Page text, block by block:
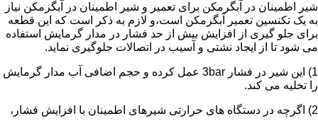
شیر اطمینان در آبگرمکن برای تعمیر و شیر اطمینان در آبگرمکن نیاز
به یک تکنسین تعمیر آبگرمکن است،و لازم به ذکر است که این قطعه
برای جلو گیری از افزایش بیش از حد فشار در مدار گرمایش استفاده
می شود تا از ایجاد نشتی و آسیب در اتصالات جلوگیری نماید.
1) این شیر در فشار 3bar عمل کرده و حجم اضافی آب مدار گرمایش
را تخلیه می کند.
2) اگرچه در دستگاه های حرارتی شیرهای اطمینان با افزایش فشار،